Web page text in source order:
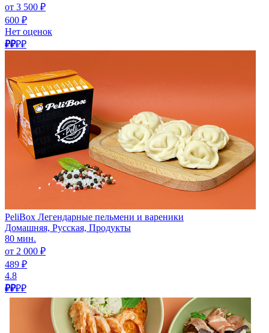
от 3 500 ₽
600 ₽
Нет оценок
₽₽₽₽
PeliBox Легендарные пельмени и вареники
Домашняя, Русская, Продукты
80 мин.
от 2 000 ₽
489 ₽
4.8
₽₽₽₽